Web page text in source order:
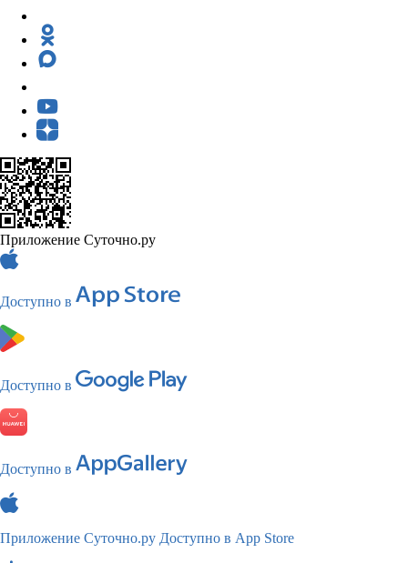
Приложение Суточно.ру
Доступно в
Доступно в
Доступно в
Приложение Суточно.ру Доступно в App Store